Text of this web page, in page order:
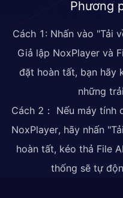
Phương
Cách 1: Nhấn vào "Tải
Giả lập NoxPlayer và
đặt hoàn tất, bạn hãy
những
Cách 2： Nếu máy tính
NoxPlayer, hãy nhấn
hoàn tất, kéo thả File
thống sẽ tự